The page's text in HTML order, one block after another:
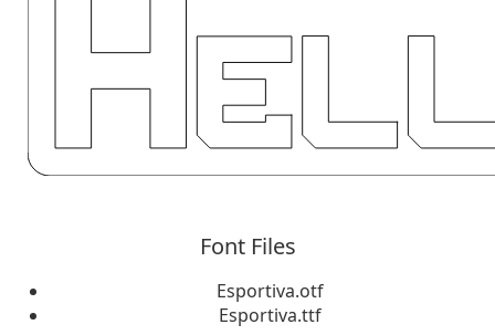
Font Files
Esportiva.otf
Esportiva.ttf